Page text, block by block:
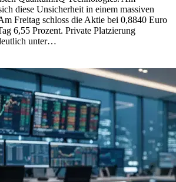
diese Unsicherheit in einem massiven
Freitag schloss die Aktie bei 0,8840 Euro
6,55 Prozent. Private Platzierung
unter…